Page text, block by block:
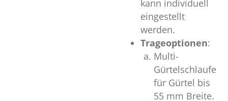
kann individuell
eingestellt
werden.
Trageoptionen:
Multi-
Gürtelschlaufe
für Gürtel bis
55 mm Breite.